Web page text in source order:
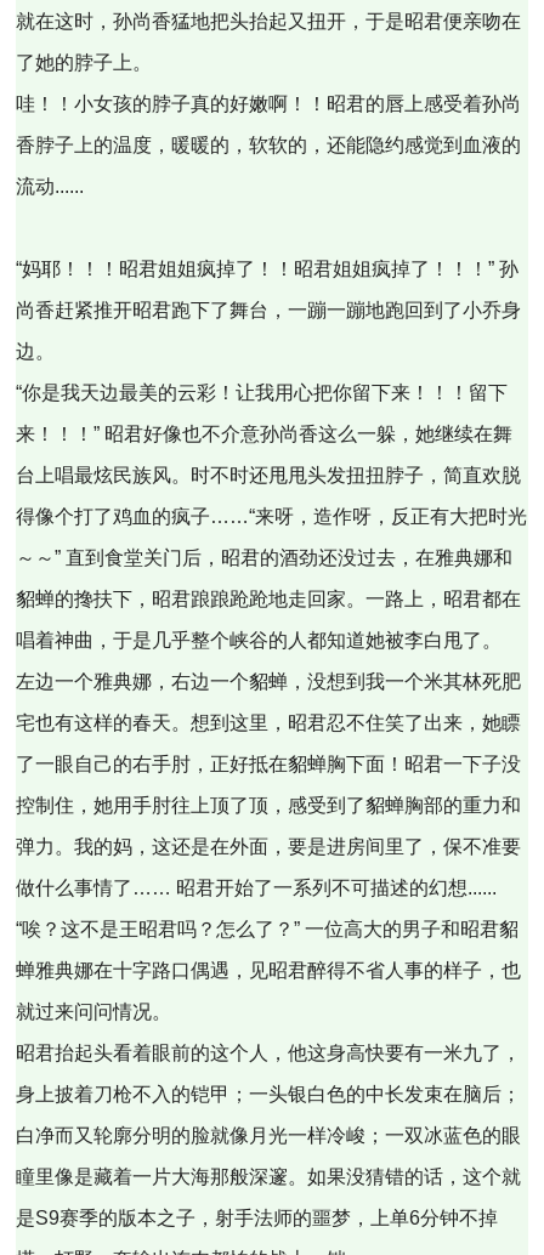
就在这时，孙尚香猛地把头抬起又扭开，于是昭君便亲吻在
了她的脖子上。
哇！！小女孩的脖子真的好嫩啊！！昭君的唇上感受着孙尚
香脖子上的温度，暖暖的，软软的，还能隐约感觉到血液的
流动......
“妈耶！！！昭君姐姐疯掉了！！昭君姐姐疯掉了！！！” 孙
尚香赶紧推开昭君跑下了舞台，一蹦一蹦地跑回到了小乔身
边。
“你是我天边最美的云彩！让我用心把你留下来！！！留下
来！！！” 昭君好像也不介意孙尚香这么一躲，她继续在舞
台上唱最炫民族风。时不时还甩甩头发扭扭脖子，简直欢脱
得像个打了鸡血的疯子……“来呀，造作呀，反正有大把时光
～～” 直到食堂关门后，昭君的酒劲还没过去，在雅典娜和
貂蝉的搀扶下，昭君踉踉跄跄地走回家。一路上，昭君都在
唱着神曲，于是几乎整个峡谷的人都知道她被李白甩了。
左边一个雅典娜，右边一个貂蝉，没想到我一个米其林死肥
宅也有这样的春天。想到这里，昭君忍不住笑了出来，她瞟
了一眼自己的右手肘，正好抵在貂蝉胸下面！昭君一下子没
控制住，她用手肘往上顶了顶，感受到了貂蝉胸部的重力和
弹力。我的妈，这还是在外面，要是进房间里了，保不准要
做什么事情了…… 昭君开始了一系列不可描述的幻想......
“唉？这不是王昭君吗？怎么了？” 一位高大的男子和昭君貂
蝉雅典娜在十字路口偶遇，见昭君醉得不省人事的样子，也
就过来问问情况。
昭君抬起头看着眼前的这个人，他这身高快要有一米九了，
身上披着刀枪不入的铠甲；一头银白色的中长发束在脑后；
白净而又轮廓分明的脸就像月光一样冷峻；一双冰蓝色的眼
瞳里像是藏着一片大海那般深邃。如果没猜错的话，这个就
是S9赛季的版本之子，射手法师的噩梦，上单6分钟不掉